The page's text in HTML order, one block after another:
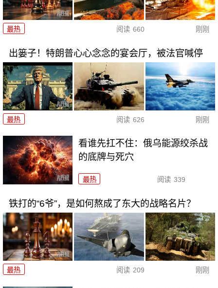
最热 阅读 660 刚刚
出篓子！特朗普心心念念的宴会厅，被法官喊停
最热 阅读 626 刚刚
看谁先扛不住：俄乌能源绞杀战
的底牌与死穴
最热 阅读 339
铁打的“6爷”，是如何熬成了东大的战略名片？
最热 阅读 209 刚刚